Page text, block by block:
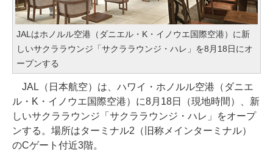
JALはホノルル空港（ダニエル・K・イノウエ国際空港）に新
しいサクララウンジ「サクララウンジ・ハレ」を8月18日にオ
ープンする
JAL（日本航空）は、ハワイ・ホノルル空港（ダニエ
ル・K・イノウエ国際空港）に8月18日（現地時間）、新
しいサクララウンジ「サクララウンジ・ハレ」をオープ
ンする。場所はターミナル2（旧称メインターミナル）
のCゲート付近3階。